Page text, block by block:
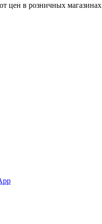
цен в розничных магазинах